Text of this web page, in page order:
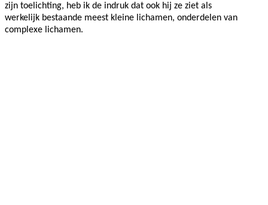
zijn toelichting, heb ik de indruk dat ook hij ze ziet als
werkelijk bestaande meest kleine lichamen, onderdelen van
complexe lichamen.